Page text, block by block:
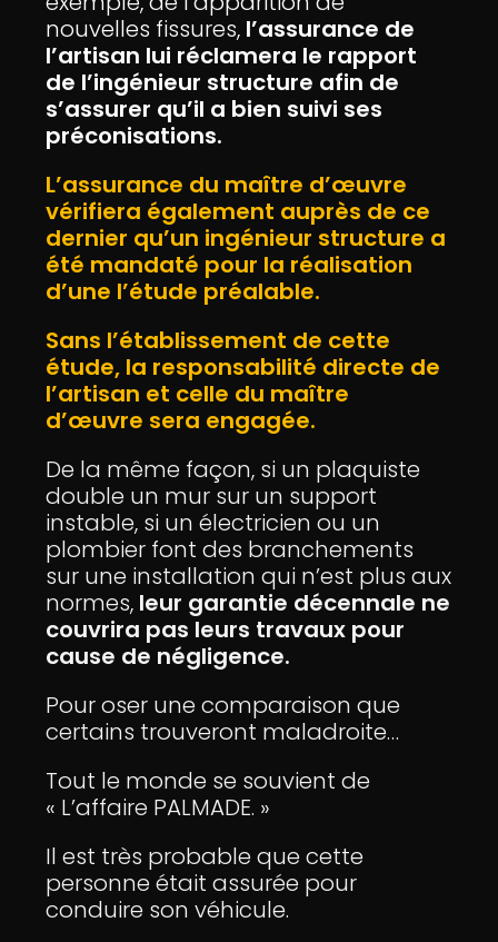
nouvelles fissures, l’assurance de
l’artisan lui réclamera le rapport
de l’ingénieur structure afin de
s’assurer qu’il a bien suivi ses
préconisations.
L’assurance du maître d’œuvre
vérifiera également auprès de ce
dernier qu’un ingénieur structure a
été mandaté pour la réalisation
d’une l’étude préalable.
Sans l’établissement de cette
étude, la responsabilité directe de
l’artisan et celle du maître
d’œuvre sera engagée.
De la même façon, si un plaquiste
double un mur sur un support
instable, si un électricien ou un
plombier font des branchements
sur une installation qui n’est plus aux
normes, leur garantie décennale ne
couvrira pas leurs travaux pour
cause de négligence.
Pour oser une comparaison que
certains trouveront maladroite…
Tout le monde se souvient de
« L’affaire PALMADE. »
Il est très probable que cette
personne était assurée pour
conduire son véhicule.